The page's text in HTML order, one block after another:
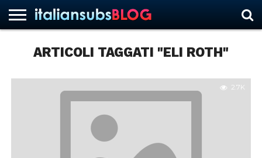
NEWS
ASCOLTI
RECENSIONI
INTERVISTE
CURIOSITÀ
CHI
CONTATTACI
FORUM
ITALIANSUBS
ARTICOLI TAGGATI "ELI ROTH"
2.7K